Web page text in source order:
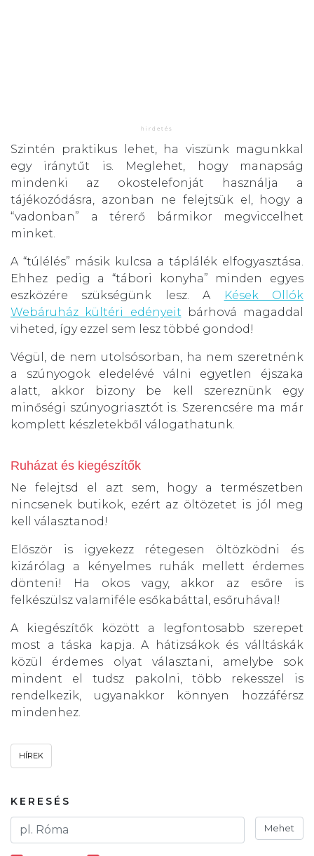
Szintén praktikus lehet, ha viszünk magunkkal
egy iránytűt is. Meglehet, hogy manapság
mindenki az okostelefonját használja a
tájékozódásra, azonban ne felejtsük el, hogy a
“vadonban” a térerő bármikor megviccelhet
minket.
A “túlélés” másik kulcsa a táplálék elfogyasztása.
Ehhez pedig a “tábori konyha” minden egyes
eszközére szükségünk lesz. A
Kések Ollók
Webáruház kültéri edényeit bárhová magaddal
viheted, így ezzel sem lesz többé gondod!
Végül, de nem utolsósorban, ha nem szeretnénk
a szúnyogok eledelévé válni egyetlen éjszaka
alatt, akkor bizony be kell szereznünk egy
minőségi szúnyogriasztót is. Szerencsére ma már
komplett készletekből válogathatunk.
Ruházat és kiegészítők
Ne felejtsd el azt sem, hogy a természetben
nincsenek butikok, ezért az öltözetet is jól meg
kell választanod!
Először is igyekezz rétegesen öltözködni és
kizárólag a kényelmes ruhák mellett érdemes
dönteni! Ha okos vagy, akkor az esőre is
felkészülsz valamiféle esőkabáttal, esőruhával!
A kiegészítők között a legfontosabb szerepet
most a táska kapja. A hátizsákok és válltáskák
közül érdemes olyat választani, amelybe sok
mindent el tudsz pakolni, több rekesszel is
rendelkezik, ugyanakkor könnyen hozzáférsz
mindenhez.
HÍREK
KERESÉS
Mehet